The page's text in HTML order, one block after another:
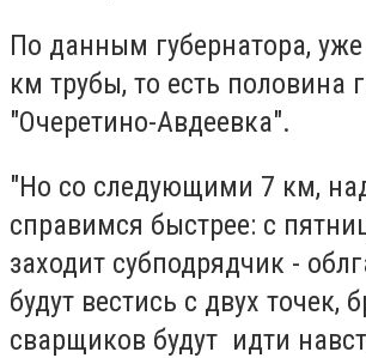
По данным губернатора,
км трубы, то есть половина
"Очеретино-Авдеевка".
"Но со следующими 7 км,
справимся быстрее: с
заходит субподрядчик -
будут вестись с двух точек,
сварщиков будут идти